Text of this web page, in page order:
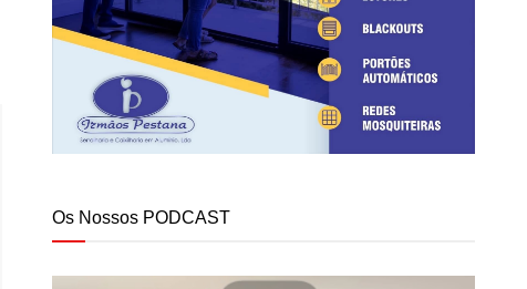
Os Nossos PODCAST